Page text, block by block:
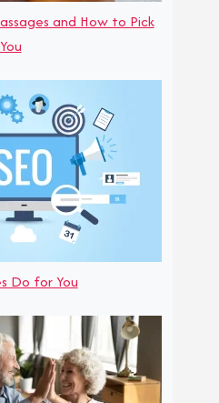
and How to Pick
Do for You